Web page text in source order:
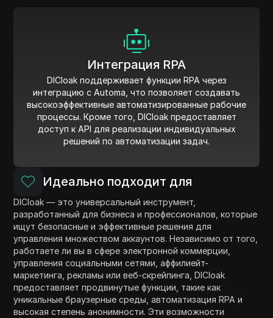
Интеграция RPA
DICloak поддерживает функции RPA через
интеграцию с Automa, что позволяет создавать
высокоэффективные автоматизированные рабочие
процессы. Кроме того, DICloak предоставляет
доступ к API для реализации индивидуальных
решений по автоматизации задач.
Идеально подходит для
DICloak — это универсальный инструмент,
разработанный для бизнеса и профессионалов, которые
ищут безопасные и эффективные решения для
управления множеством аккаунтов. Независимо от того,
работаете ли вы в сфере электронной коммерции,
управления социальными сетями, аффилиейт-
маркетинга, рекламы или веб-скрейпинга, DICloak
предоставляет продвинутые функции, такие как
уникальные браузерные среды, автоматизация RPA и
высокая степень анонимности. Эти возможности